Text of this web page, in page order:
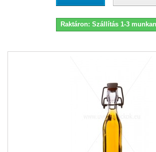
Raktáron: Szállítás 1-3